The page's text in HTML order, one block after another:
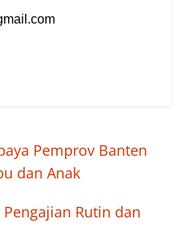
Pemprov Banten
dan Anak
Rutin dan